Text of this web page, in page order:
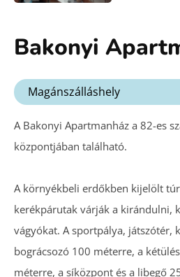
Bakonyi
Magánszálláshely
A Bakonyi Apartmanház a 82-es
központjában található.
A környékbeli erdőkben kijelölt
kerékpárutak várják a kirándulni,
vágyókat. A sportpálya, játszótér,
bográcsozó 100 méterre, a
méterre, a síközpont és a libegő